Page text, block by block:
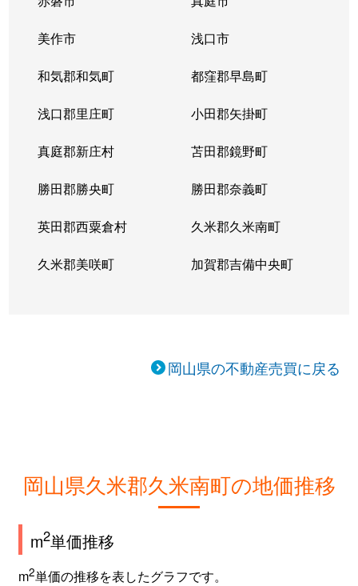
美作市 浅口市
和気郡和気町 都窪郡早島町
浅口郡里庄町 小田郡矢掛町
真庭郡新庄村 苫田郡鏡野町
勝田郡勝央町 勝田郡奈義町
英田郡西粟倉村 久米郡久米南町
久米郡美咲町 加賀郡吉備中央町
岡山県の不動産売買に戻る
岡山県久米郡久米南町の地価推移
m2単価推移
m2単価の推移を表したグラフです。